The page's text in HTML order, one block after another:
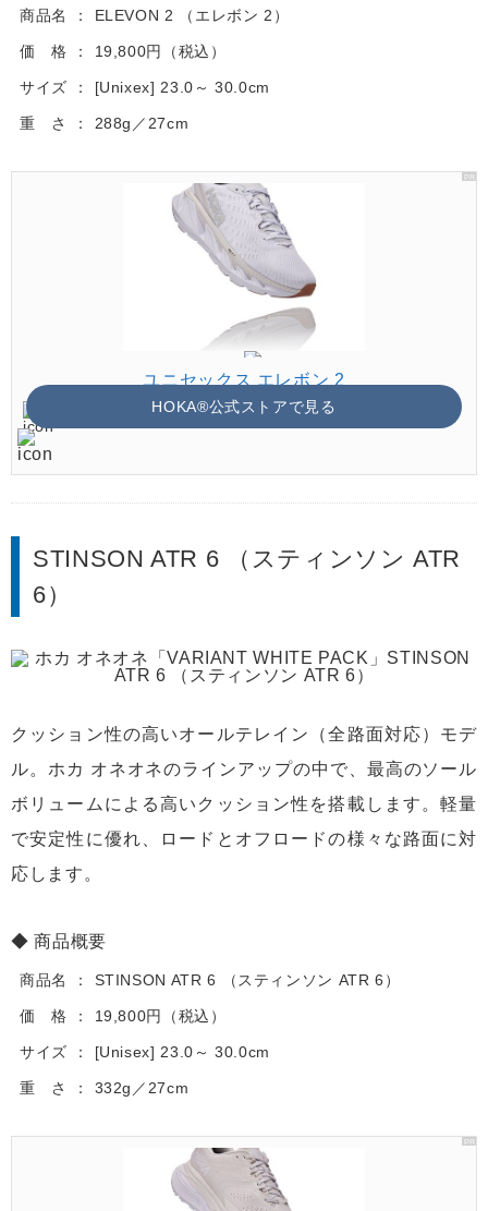
商品名 ELEVON 2 （エレボン 2）
価 格 19,800円（税込）
サイズ [Unixex] 23.0～ 30.0cm
重 さ 288g／27cm
ユニセックス エレボン 2
HOKA®公式ストアで見る
STINSON ATR 6 （スティンソン ATR
6）
クッション性の高いオールテレイン（全路面対応）モデ
ル。ホカ オネオネのラインアップの中で、最高のソール
ボリュームによる高いクッション性を搭載します。軽量
で安定性に優れ、ロードとオフロードの様々な路面に対
応します。
商品概要
商品名 STINSON ATR 6 （スティンソン ATR 6）
価 格 19,800円（税込）
サイズ [Unisex] 23.0～ 30.0cm
重 さ 332g／27cm